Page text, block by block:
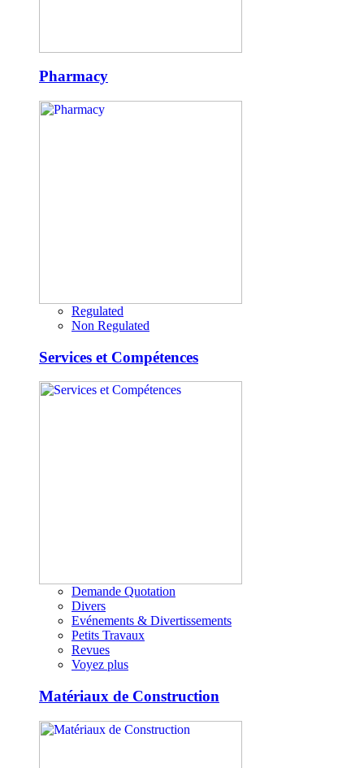
Pharmacy
Regulated
Non Regulated
Services et Compétences
Demande Quotation
Divers
Evénements & Divertissements
Petits Travaux
Revues
Voyez plus
Matériaux de Construction